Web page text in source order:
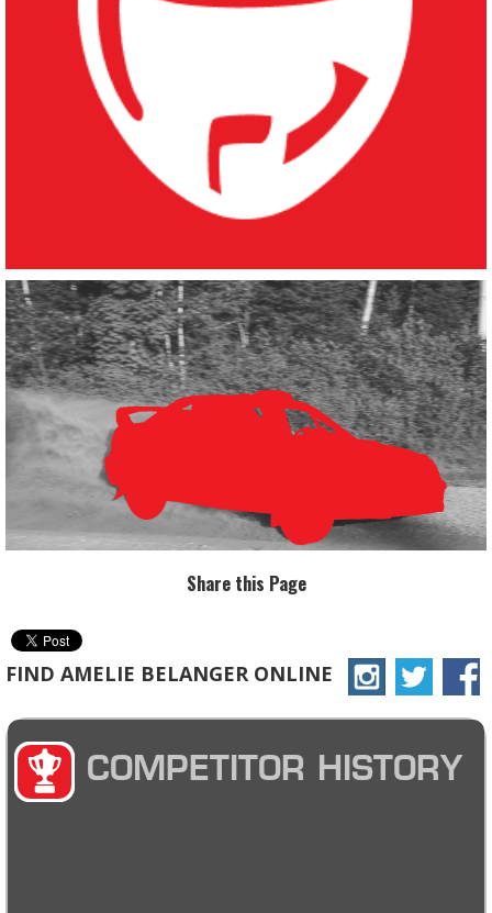
Share this Page
FIND AMELIE BELANGER ONLINE
COMPETITOR HISTORY